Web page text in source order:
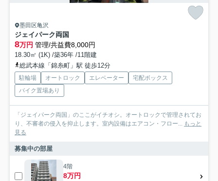
墨田区亀沢
ジェイパーク両国
8万円 管理/共益費8,000円
18.30㎡ (1K) /築36年 /11階建
総武本線「錦糸町」駅 徒歩12分
駐輪場 オートロック エレベーター
宅配ボックス
バイク置場あり
「ジェイパーク両国」のここがイチオシ。オートロックで管理されてお
り、不審者の侵入を抑止します。室内設備はエアコン・フロー...
もっと
見る
募集中の部屋
4階
8万円